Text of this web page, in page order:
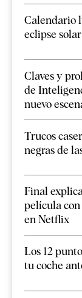
Calendario
eclipse
Claves y
de
nuevo
Trucos
negras de
Final
película con
en Netflix
Los 12
tu coche